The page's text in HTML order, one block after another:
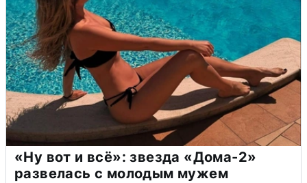
«Ну вот и всё»: звезда «Дома-2»
развелась с молодым мужем